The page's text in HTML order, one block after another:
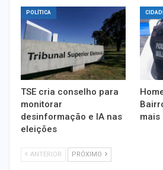
POLÍTICA
TSE cria conselho para
monitorar
desinformação e IA nas
eleições
mais
ANTERIOR PRÓXIMO